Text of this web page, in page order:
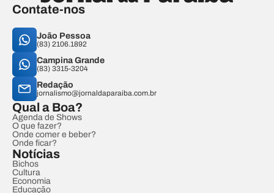
Contate-nos
João Pessoa
(83) 2106.1892
Campina Grande
(83) 3315-3204
Redação
jornalismo@jornaldaparaiba.com.br
Qual a Boa?
Agenda de Shows
O que fazer?
Onde comer e beber?
Onde ficar?
Notícias
Bichos
Cultura
Economia
Educação